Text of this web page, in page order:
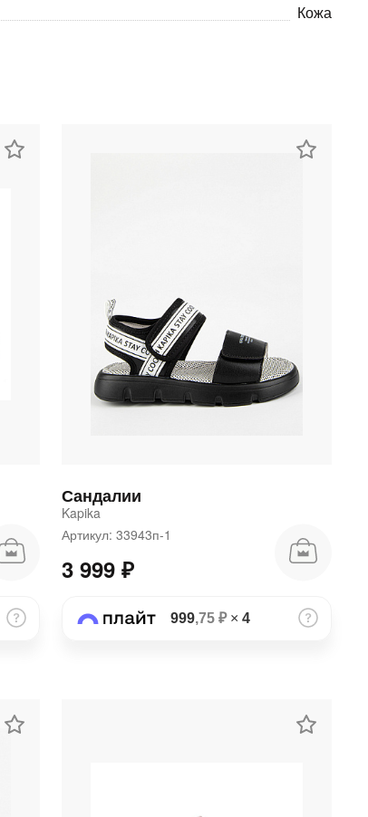
Кожа
Сандалии
Kapika
Артикул: 33943п-1
3 999 ₽
999,75 ₽× 4